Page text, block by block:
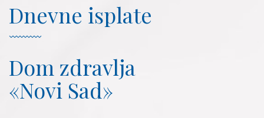
Dnevne isplate
Dom zdravlja
«Novi Sad»